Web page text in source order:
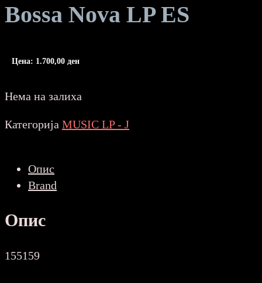
Bossa Nova LP ES
Цена: 1.700,00 ден
Нема на залиха
Категорија MUSIC LP - J
Опис
Brand
Опис
155159